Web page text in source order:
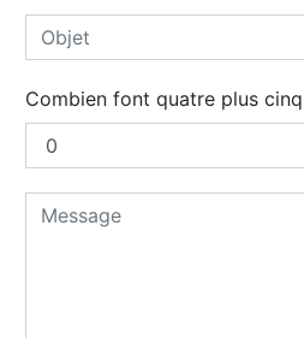
Combien font quatre plus cinq